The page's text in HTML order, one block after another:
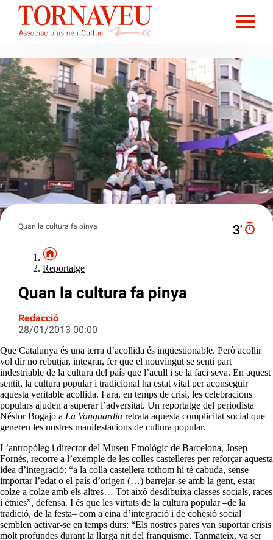
Quan la cultura fa pinya 3′
Reportatge
Quan la cultura fa pinya
Redacció
28/01/2013 00:00
Que Catalunya és una terra d’acollida és inqüestionable. Però acollir
vol dir no rebutjar, integrar, fer que el nouvingut se senti part
indestriable de la cultura del país que l’acull i se la faci seva. En aquest
sentit, la cultura popular i tradicional ha estat vital per aconseguir
aquesta veritable acollida. I ara, en temps de crisi, les celebracions
populars ajuden a superar l’adversitat. Un reportatge del periodista
Néstor Bogajo a La Vanguardia retrata aquesta complicitat social que
generen les nostres manifestacions de cultura popular.
L’antropòleg i director del Museu Etnològic de Barcelona, Josep
Fornés, recorre a l’exemple de les colles castelleres per reforçar aquesta
idea d’integració: “a la colla castellera tothom hi té cabuda, sense
importar l’edat o el país d’origen (…) barrejar-se amb la gent, estar
colze a colze amb els altres… Tot això desdibuixa classes socials, races
i ètnies”, defensa. I és que les virtuts de la cultura popular –de la
tradició, de la festa– com a eina d’integració i de cohesió social
semblen activar-se en temps durs: “Els nostres pares van suportar crisis
molt profundes durant la llarga nit del franquisme. Tanmateix, va ser